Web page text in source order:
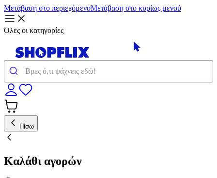
Μετάβαση στο περιεχόμενοΜετάβαση στο κυρίως μενού
Όλες οι κατηγορίες
Πίσω
Καλάθι αγορών